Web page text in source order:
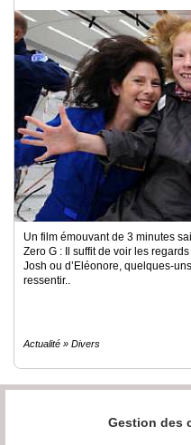
Vidéos
Médias
groupe
Blogs
Prémium
Inscription
annuaire
pro
Accès
éditeur
Un film émouvant de 3 minutes
Zero G : Il suffit de voir les
Josh ou d’Eléonore, quelques-
ressentir..
Actualité » Divers
Gestion des